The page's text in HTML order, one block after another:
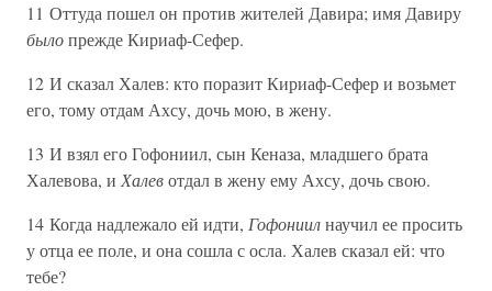
11 Оттуда пошел он против жителей Давира; имя Давиру
былопрежде Кириаф-Сефер.
12 И сказал Халев: кто поразит Кириаф-Сефер и возьмет
его, тому отдам Ахсу, дочь мою, в жену.
13 И взял его Гофониил, сын Кеназа, младшего брата
Халевова, и Халевотдал в жену ему Ахсу, дочь свою.
14 Когда надлежало ей идти, Гофониилнаучил ее просить
у отца ее поле, и она сошла с осла. Халев сказал ей: что
тебе?